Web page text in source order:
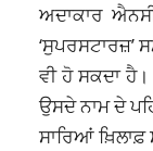
ਅਦਾਕਾਰ
‘ਸੁਪਰਸਟਾਰਜ਼’
ਵੀ ਹੋ ਸਕਦਾ
ਉਸਦੇ ਨਾਮ ਦੇ
ਸਾਰਿਆਂ ਖ਼ਿਲਾਫ਼